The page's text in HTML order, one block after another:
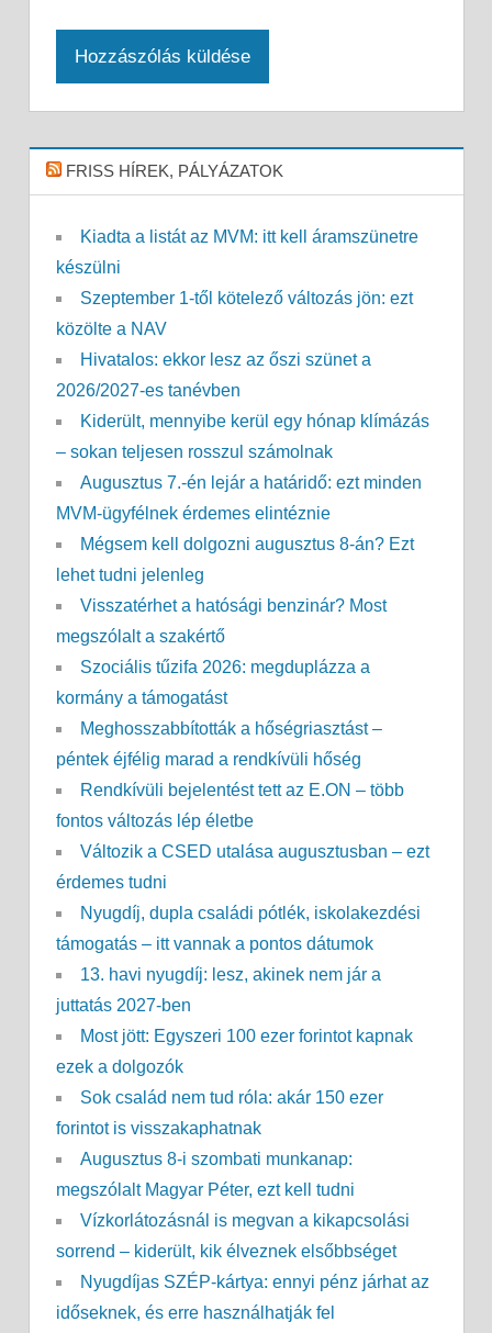
FRISS HÍREK, PÁLYÁZATOK
Kiadta a listát az MVM: itt kell áramszünetre
készülni
Szeptember 1-től kötelező változás jön: ezt
közölte a NAV
Hivatalos: ekkor lesz az őszi szünet a
2026/2027-es tanévben
Kiderült, mennyibe kerül egy hónap klímázás
– sokan teljesen rosszul számolnak
Augusztus 7.-én lejár a határidő: ezt minden
MVM-ügyfélnek érdemes elintéznie
Mégsem kell dolgozni augusztus 8-án? Ezt
lehet tudni jelenleg
Visszatérhet a hatósági benzinár? Most
megszólalt a szakértő
Szociális tűzifa 2026: megduplázza a
kormány a támogatást
Meghosszabbították a hőségriasztást –
péntek éjfélig marad a rendkívüli hőség
Rendkívüli bejelentést tett az E.ON – több
fontos változás lép életbe
Változik a CSED utalása augusztusban – ezt
érdemes tudni
Nyugdíj, dupla családi pótlék, iskolakezdési
támogatás – itt vannak a pontos dátumok
13. havi nyugdíj: lesz, akinek nem jár a
juttatás 2027-ben
Most jött: Egyszeri 100 ezer forintot kapnak
ezek a dolgozók
Sok család nem tud róla: akár 150 ezer
forintot is visszakaphatnak
Augusztus 8-i szombati munkanap:
megszólalt Magyar Péter, ezt kell tudni
Vízkorlátozásnál is megvan a kikapcsolási
sorrend – kiderült, kik élveznek elsőbbséget
Nyugdíjas SZÉP-kártya: ennyi pénz járhat az
időseknek, és erre használhatják fel